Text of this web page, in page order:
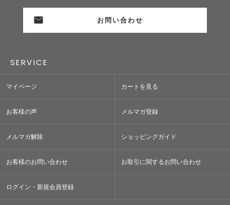
お問い合わせ
SERVICE
マイページ カートを見る
お客様の声 メルマガ登録
メルマガ解除 ショッピングガイド
お客様のお問い合わせ お取引に関するお問い合わせ
ログイン・新規会員登録